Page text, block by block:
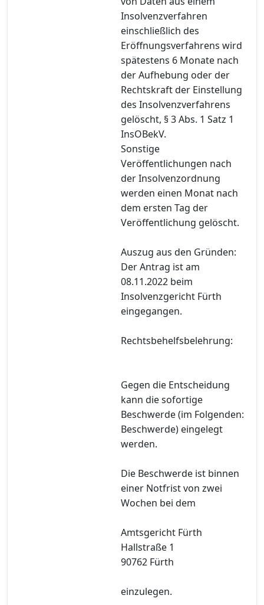
Insolvenzverfahren
einschließlich des
Eröffnungsverfahrens wird
spätestens 6 Monate nach
der Aufhebung oder der
Rechtskraft der Einstellung
des Insolvenzverfahrens
gelöscht, § 3 Abs. 1 Satz 1
InsOBekV.
Sonstige
Veröffentlichungen nach
der Insolvenzordnung
werden einen Monat nach
dem ersten Tag der
Veröffentlichung gelöscht.
Auszug aus den Gründen:
Der Antrag ist am
08.11.2022 beim
Insolvenzgericht Fürth
eingegangen.
Rechtsbehelfsbelehrung:
Gegen die Entscheidung
kann die sofortige
Beschwerde (im Folgenden:
Beschwerde) eingelegt
werden.
Die Beschwerde ist binnen
einer Notfrist von zwei
Wochen bei dem
Amtsgericht Fürth
Hallstraße 1
90762 Fürth
einzulegen.